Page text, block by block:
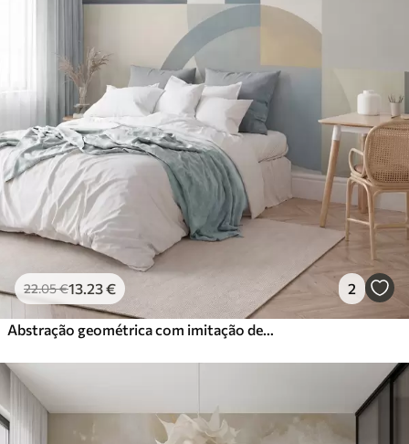
Vinil Premium
39.00 €/m²
Peel and Stick
81 .67 49.00 €
22.05€13 .23€ 2